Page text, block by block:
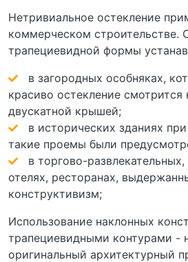
Нетривиальное остекление
коммерческом строительстве.
трапециевидной формы
в загородных особняках,
красиво остекление смотрится
двускатной крышей;
в исторических зданиях
такие проемы были
в торгово-
отелях, ресторанах,
конструктивизм;
Использование наклонных
трапециевидными контурами -
оригинальный архитектурный